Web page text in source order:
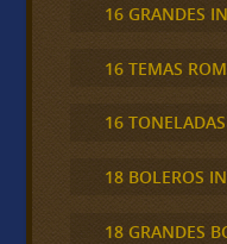
16 GRANDES
16 TEMAS
16
18 BOLEROS
18 GRANDES